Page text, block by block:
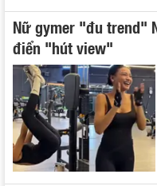
Nữ gymer "đu trend"
điển "hút view"